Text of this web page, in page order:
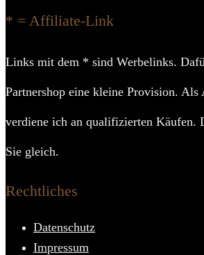
* = Affiliate-Link
Links mit dem * sind Werbelinks.
Partnershop eine kleine Provision. Als
verdiene ich an qualifizierten Käufen.
Sie gleich.
Rechtliches
Datenschutz
Impressum